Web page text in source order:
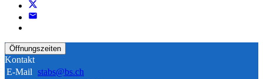
Öffnungszeiten
Kontakt
E-Mail stabs@bs.ch